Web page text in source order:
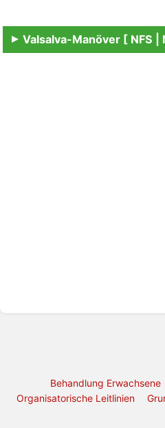
Valsalva-Manöver [ NFS |
Behandlung Erwachsene
Organisatorische Leitlinien